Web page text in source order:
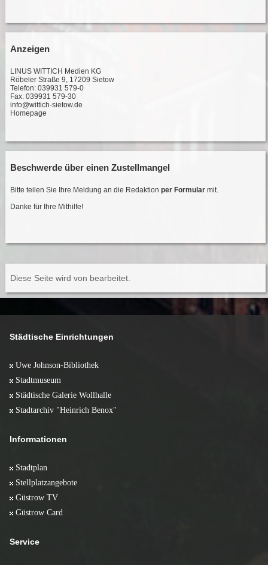
Anzeigen
LINUS WITTICH Medien KG
Röbeler Straße 9, 17209 Sietow
Telefon: 039931 579-0
Fax: 039931 579-30
info@wittich-sietow.de
Homepage
Beschwerde über einen Zustellmangel
Bitte teilen Sie Ihre Meldung an die Redaktion per Formularmit.
Danke für Ihre Mithilfe!
Diese Seite wird von bearbeitet.
Städtische Einrichtungen
Uwe Johnson-Bibliothek
Stadtmuseum
Städtische Galerie Wollhalle
Stadtarchiv "Heinrich Benox"
Informationen
Stadtplan
Stellplatzangebote
Güstrow TV
Güstrow Card
Service